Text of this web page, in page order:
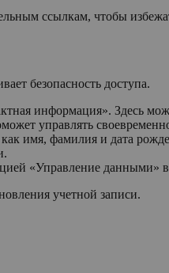
ссылкам, чтобы
безопасность доступа.
информация». Здесь
управлять
имя, фамилия и дата
«Управление
учетной записи.